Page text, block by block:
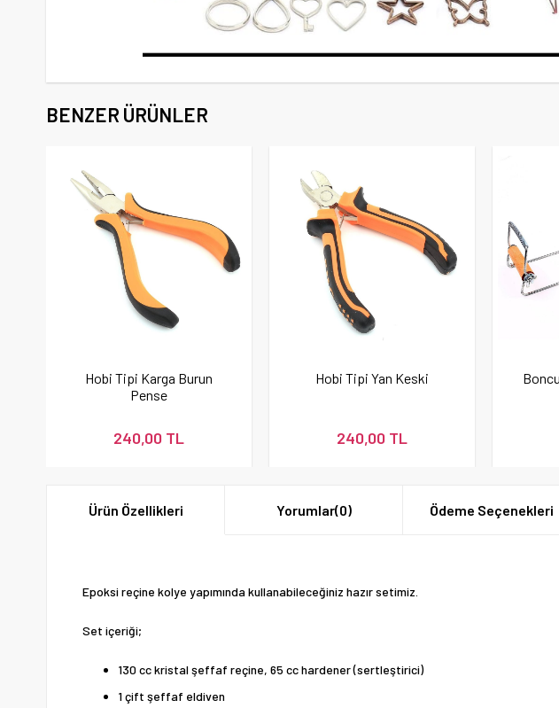
BENZER ÜRÜNLER
Hobi Tipi Karga Burun
Pense
240,00 TL
Hobi Tipi Yan Keski
240,00 TL
Ürün Özellikleri Yorumlar(0) Ödeme Seçenekleri
Epoksi reçine kolye yapımında kullanabileceğiniz hazır setimiz.
Set içeriği;
130 cc kristal şeffaf reçine, 65 cc hardener (sertleştirici)
1 çift şeffaf eldiven